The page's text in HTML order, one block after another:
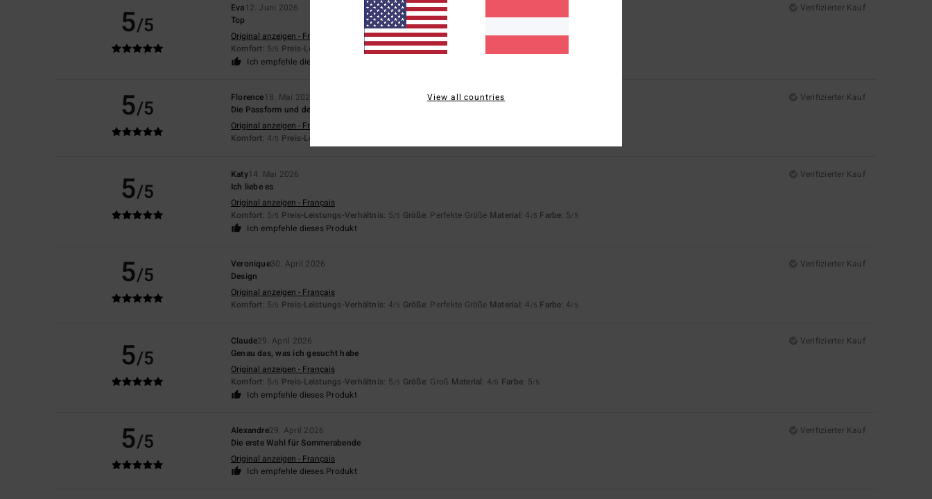
5/5
Eva12. Juni 2026
Verifizierter Kauf
Top
Original anzeigen - Français
Komfort: 5/5 Preis-Leistungs-Verhältnis: 5/5 Größe: Perfekte Größe
Ich empfehle dieses Produkt
5/5 Florence18. Mai 2026
Verifizierter Kauf
Die Passform und der Tragekomfort, aber noch nicht getragen
Original anzeigen - Français
Komfort: 4/5 Preis-Leistungs-Verhältnis
5/5
Katy14. Mai 2026
Verifizierter Kauf
Ich liebe es
Original anzeigen - Français
Komfort: 5/5 Preis-Leistungs-Verhältnis: 5/5 Größe: Perfekte Größe Material: 4 /5 Farbe: 5/5
Ich empfehle dieses Produkt
5/5 Veronique30. April 2026
Verifizierter Kauf
Design
Original anzeigen - Français
Komfort: 5/5 Preis-Leistungs-Verhältnis: 4/5 Größe: Perfekte Größe Material: 4 /5 Farbe: 4/5
5/5
Claude29. April 2026
Verifizierter Kauf
Genau das, was ich gesucht habe
Original anzeigen - Français
Komfort: 5/5 Preis-Leistungs-Verhältnis: 5/5 Größe: Groß Material: 4/5 Farbe: 5/5
Ich empfehle dieses Produkt
5/5 Alexandre29. April 2026
Verifizierter Kauf
Die erste Wahl für Sommerabende
Original anzeigen - Français
Ich empfehle dieses Produkt
View all countries